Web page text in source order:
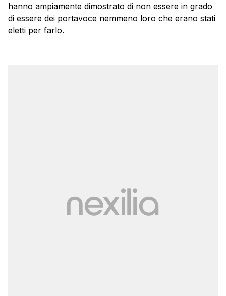
hanno ampiamente dimostrato di non essere in grado
di essere dei portavoce nemmeno loro che erano stati
eletti per farlo.